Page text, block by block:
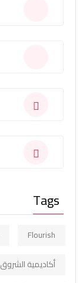
Tags
Flourish
أكاديمية الشروق